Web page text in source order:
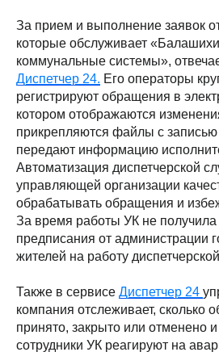
За прием и выполнение заявок
которые обслуживает
коммунальные системы»,
Диспетчер 24. Его операторы
регистрируют обращения в
котором отображаются
прикрепляются файлы с записью
передают информацию
Автоматизация диспетчерской
управляющей организации
обрабатывать обращения и
За время работы УК не получила
предписания от администрации
жителей на работу
Также в сервисе Диспетчер 24
компания отслеживает, сколько
принято, закрыто или отменено
сотрудники УК реагируют на